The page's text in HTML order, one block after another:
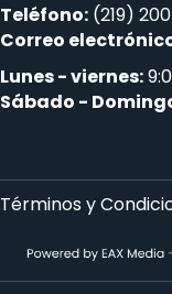
Teléfono: (219)
Correo
Lunes - viernes:
Sábado -
Términos y